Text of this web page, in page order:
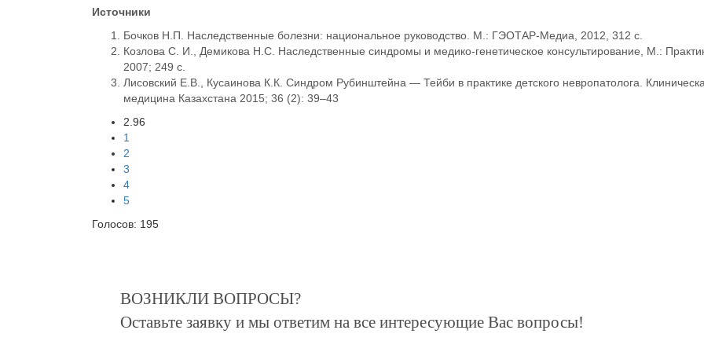
Источники
Бочков Н.П. Наследственные болезни: национальное руководство. M.: ГЭОТАР-Медиа, 2012, 312 с.
Козлова С. И., Демикова Н.С. Наследственные синдромы и медико-генетическое консультирование, М.:
2007; 249 с.
Лисовский Е.В., Кусаинова К.К. Синдром Рубинштейна — Тейби в практике детского невропатолога.
медицина Казахстана 2015; 36 (2): 39–43
2.96
1
2
3
4
5
Голосов: 195
ВОЗНИКЛИ ВОПРОСЫ?
Оставьте заявку и мы ответим на все интересующие Вас вопросы!